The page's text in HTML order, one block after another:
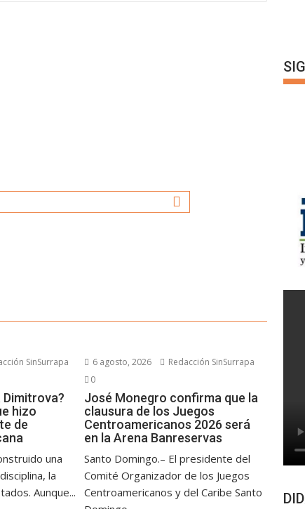
SinSurrapa
Dimitrova?
hizo
de
una
la
Aunque...
6 agosto, 2026
Redacción SinSurrapa
0
José Monegro confirma que la
clausura de los Juegos
Centroamericanos 2026 será
en la Arena Banreservas
Santo Domingo.– El presidente del
Comité Organizador de los Juegos
Centroamericanos y del Caribe Santo